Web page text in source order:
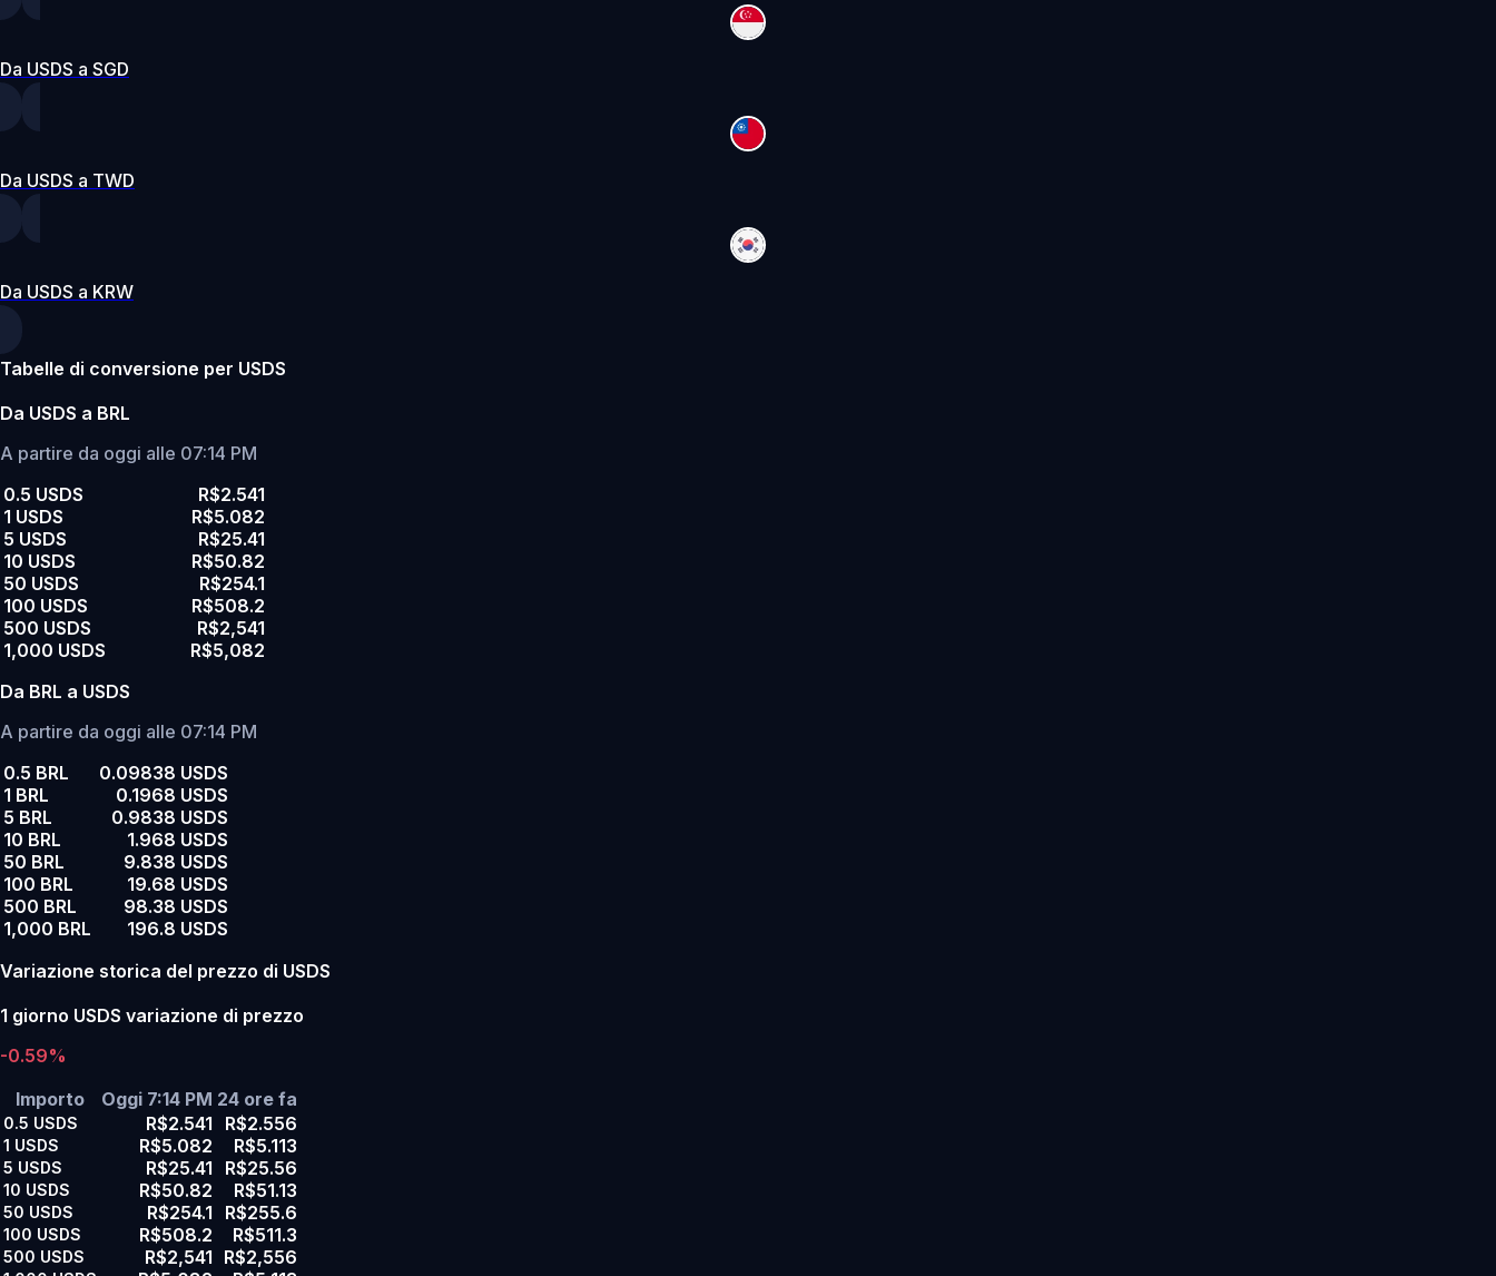
Da USDS a SGD
Da USDS a TWD
Da USDS a KRW
Tabelle di conversione per USDS
Da USDS a BRL
A partire da oggi alle 07:14 PM
0.5 USDS
R$2.541
1 USDS
R$5.082
5 USDS
R$25.41
10 USDS
R$50.82
50 USDS
R$254.1
100 USDS
R$508.2
500 USDS
R$2,541
1,000 USDS
R$5,082
Da BRL a USDS
A partire da oggi alle 07:14 PM
0.5 BRL
0.09838 USDS
1 BRL
0.1968 USDS
5 BRL
0.9838 USDS
10 BRL
1.968 USDS
50 BRL
9.838 USDS
100 BRL
19.68 USDS
500 BRL
98.38 USDS
1,000 BRL
196.8 USDS
Variazione storica del prezzo di USDS
1 giorno USDS variazione di prezzo
-0.59%
Importo
Oggi 7:14 PM 24 ore fa
0.5 USDS R$2.541 R$2.556
1 USDS R$5.082 R$5.113
5 USDS R$25.41 R$25.56
10 USDS R$50.82 R$51.13
50 USDS R$254.1 R$255.6
100 USDS R$508.2 R$511.3
500 USDS R$2,541 R$2,556